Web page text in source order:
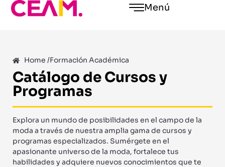
Menú
Home /Formación Académica
Catálogo de Cursos y
Programas
Explora un mundo de posibilidades en el campo de la
moda a través de nuestra amplia gama de cursos y
programas especializados. Sumérgete en el
apasionante universo de la moda, fortalece tus
habilidades y adquiere nuevos conocimientos que te